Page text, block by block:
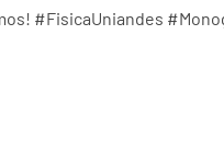
#FisicaUniandes